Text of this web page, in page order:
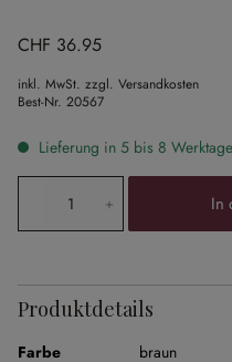
CHF 36.95
inkl. MwSt. zzgl. Versandkosten
Best-Nr. 20567
Lieferung in 5 bis 8
Produkt Anzahl: Gib
In
Produktdetails
Farbe
braun